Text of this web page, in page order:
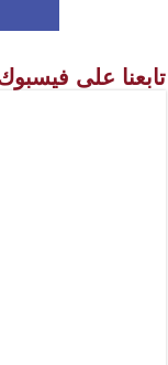
تابعنا على